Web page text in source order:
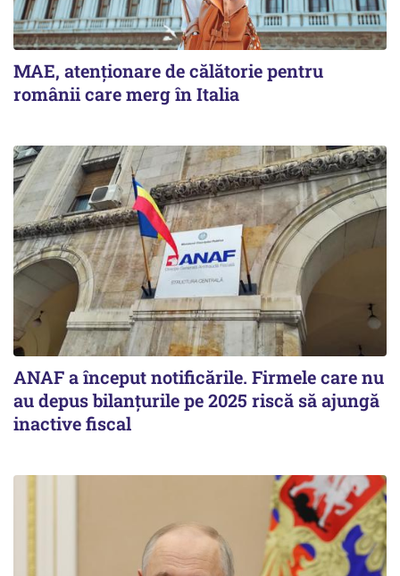
MAE, atenționare de călătorie pentru
românii care merg în Italia
ANAF a început notificările. Firmele care nu
au depus bilanțurile pe 2025 riscă să ajungă
inactive fiscal